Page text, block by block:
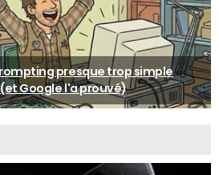
presque trop simple
Google l'a prouvé)